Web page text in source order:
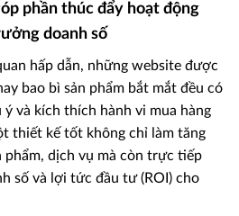
phần thúc đẩy hoạt động
doanh số
hấp dẫn, những website được
bao bì sản phẩm bắt mắt đều có
và kích thích hành vi mua hàng
thiết kế tốt không chỉ làm tăng
phẩm, dịch vụ mà còn trực tiếp
số và lợi tức đầu tư (ROI) cho